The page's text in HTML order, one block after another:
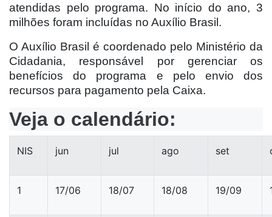
atendidas pelo programa. No início do ano, 3
milhões foram incluídas no Auxílio Brasil.
O Auxílio Brasil é coordenado pelo Ministério da
Cidadania, responsável por gerenciar os
benefícios do programa e pelo envio dos
recursos para pagamento pela Caixa.
Veja o calendário:
NIS jun jul ago set
1 17/06 18/07 18/08 19/09